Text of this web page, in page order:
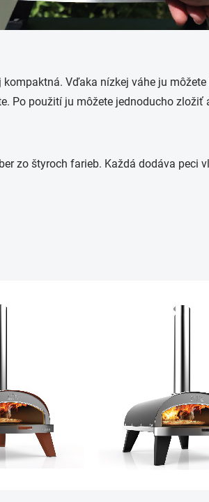
Vďaka nízkej váhe ju
Po použití ju môžete jednoducho
zo štyroch farieb. Každá dodáva peci